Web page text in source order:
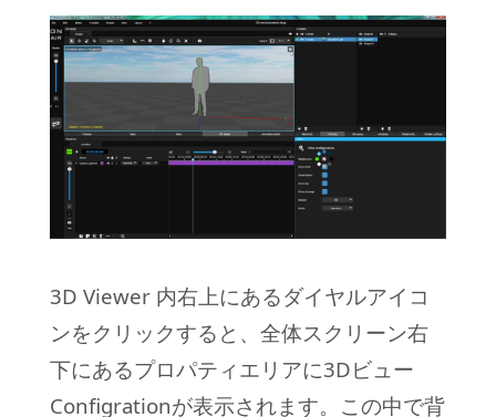
3D Viewer 内右上にあるダイヤルアイコ
ンをクリックすると、全体スクリーン右
下にあるプロパティエリアに3Dビュー
Configrationが表示されます。この中で背